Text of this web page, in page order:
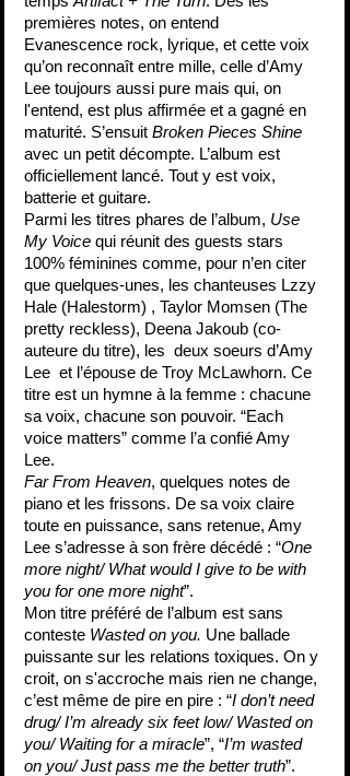
premières notes, on entend
Evanescence rock, lyrique, et cette voix
qu’on reconnaît entre mille, celle d’Amy
Lee toujours aussi pure mais qui, on
l'entend, est plus affirmée et a gagné en
maturité. S’ensuit Broken Pieces Shine
avec un petit décompte. L’album est
officiellement lancé. Tout y est voix,
batterie et guitare.
Parmi les titres phares de l’album, Use
My Voice qui réunit des guests stars
100% féminines comme, pour n’en citer
que quelques-unes, les chanteuses Lzzy
Hale (Halestorm) , Taylor Momsen (The
pretty reckless), Deena Jakoub (co-
auteure du titre), les  deux soeurs d’Amy
Lee  et l’épouse de Troy McLawhorn. Ce
titre est un hymne à la femme : chacune
sa voix, chacune son pouvoir. “Each
voice matters” comme l’a confié Amy
Lee.
Far From Heaven, quelques notes de
piano et les frissons. De sa voix claire
toute en puissance, sans retenue, Amy
Lee s’adresse à son frère décédé : “One
more night/ What would I give to be with
you for one more night”.
Mon titre préféré de l’album est sans
conteste Wasted on you. Une ballade
puissante sur les relations toxiques. On y
croit, on s'accroche mais rien ne change,
c’est même de pire en pire : “I don’t need
drug/ I’m already six feet low/ Wasted on
you/ Waiting for a miracle”, “I’m wasted
on you/ Just pass me the better truth”.